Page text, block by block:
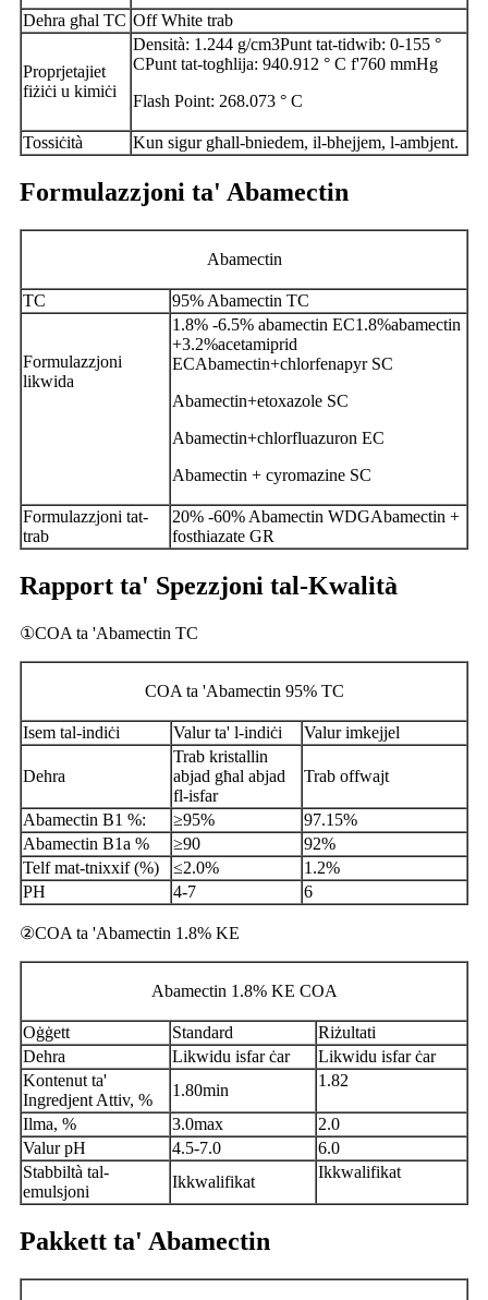
Dehra għal TC Off White trab
Proprjetajiet
fiżiċi u kimiċi
Densità: 1.244 g/cm3Punt tat-tidwib: 0-155 °
CPunt tat-togħlija: 940.912 ° C f'760 mmHg
Flash Point: 268.073 ° C
Tossiċità Kun sigur għall-bniedem, il-bhejjem, l-ambjent.
Formulazzjoni ta' Abamectin
Abamectin
TC 95% Abamectin TC
Formulazzjoni
likwida
1.8% -6.5% abamectin EC1.8%abamectin
+3.2%acetamiprid
ECAbamectin+chlorfenapyr SC
Abamectin+etoxazole SC
Abamectin+chlorfluazuron EC
Abamectin + cyromazine SC
Formulazzjoni tat-
trab
20% -60% Abamectin WDGAbamectin +
fosthiazate GR
Rapport ta' Spezzjoni tal-Kwalità
①COA ta 'Abamectin TC
COA ta 'Abamectin 95% TC
Isem tal-indiċi Valur ta' l-indiċi Valur imkejjel
Dehra
Trab kristallin
abjad għal abjad
fl-isfar
Trab offwajt
Abamectin B1 %: ≥95%
97.15%
Abamectin B1a %
≥90
92%
Telf mat-tnixxif (%)
≤2.0%
1.2%
PH
4-7 6
②COA ta 'Abamectin 1.8% KE
Abamectin 1.8% KE COA
Oġġett Standard
Riżultati
Dehra
Likwidu isfar ċar
Likwidu isfar ċar
Kontenut ta'
Ingredjent Attiv, %
1.80min
1.82
Ilma, % 3.0max
2.0
Valur pH
4.5-7.0
6.0
Stabbiltà tal-
emulsjoni
Ikkwalifikat
Ikkwalifikat
Pakkett ta' Abamectin